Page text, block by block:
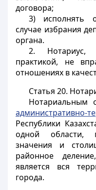
договора;
3) исполнять
случае избрания
органа.
2. Нотариус,
практикой, не
отношениях в
Статья 20.
Нотариальным
административно-
Республики
одной области,
значения и
районное
является вся
города.